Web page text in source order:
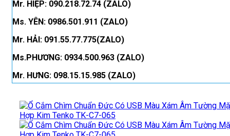
Mr. HIỆP: 090.218.72.74 (ZALO)
Ms. YÊN: 0986.501.911 (ZALO)
Mr. HẢI: 091.55.77.775(ZALO)
Ms.PHƯƠNG: 0934.500.963 (ZALO)
Mr. HƯNG: 098.15.15.985 (ZALO)